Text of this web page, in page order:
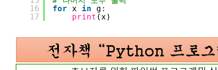
16
17
for x in
g:
print (x)